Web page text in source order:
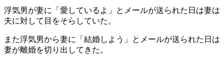
浮気男が妻に「愛しているよ」とメールが送られた日は妻は
夫に対して目をそらしていた。
また浮気男から妻に「結婚しよう」とメールが送られた日は
妻が離婚を切り出してきた。